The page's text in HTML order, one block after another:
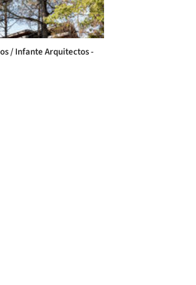
/ Infante Arquitectos -